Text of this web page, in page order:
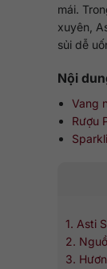
mái.
xuyên,
sủi dễ
Nội
Vang
Rượu
1. Asti
2.
3.